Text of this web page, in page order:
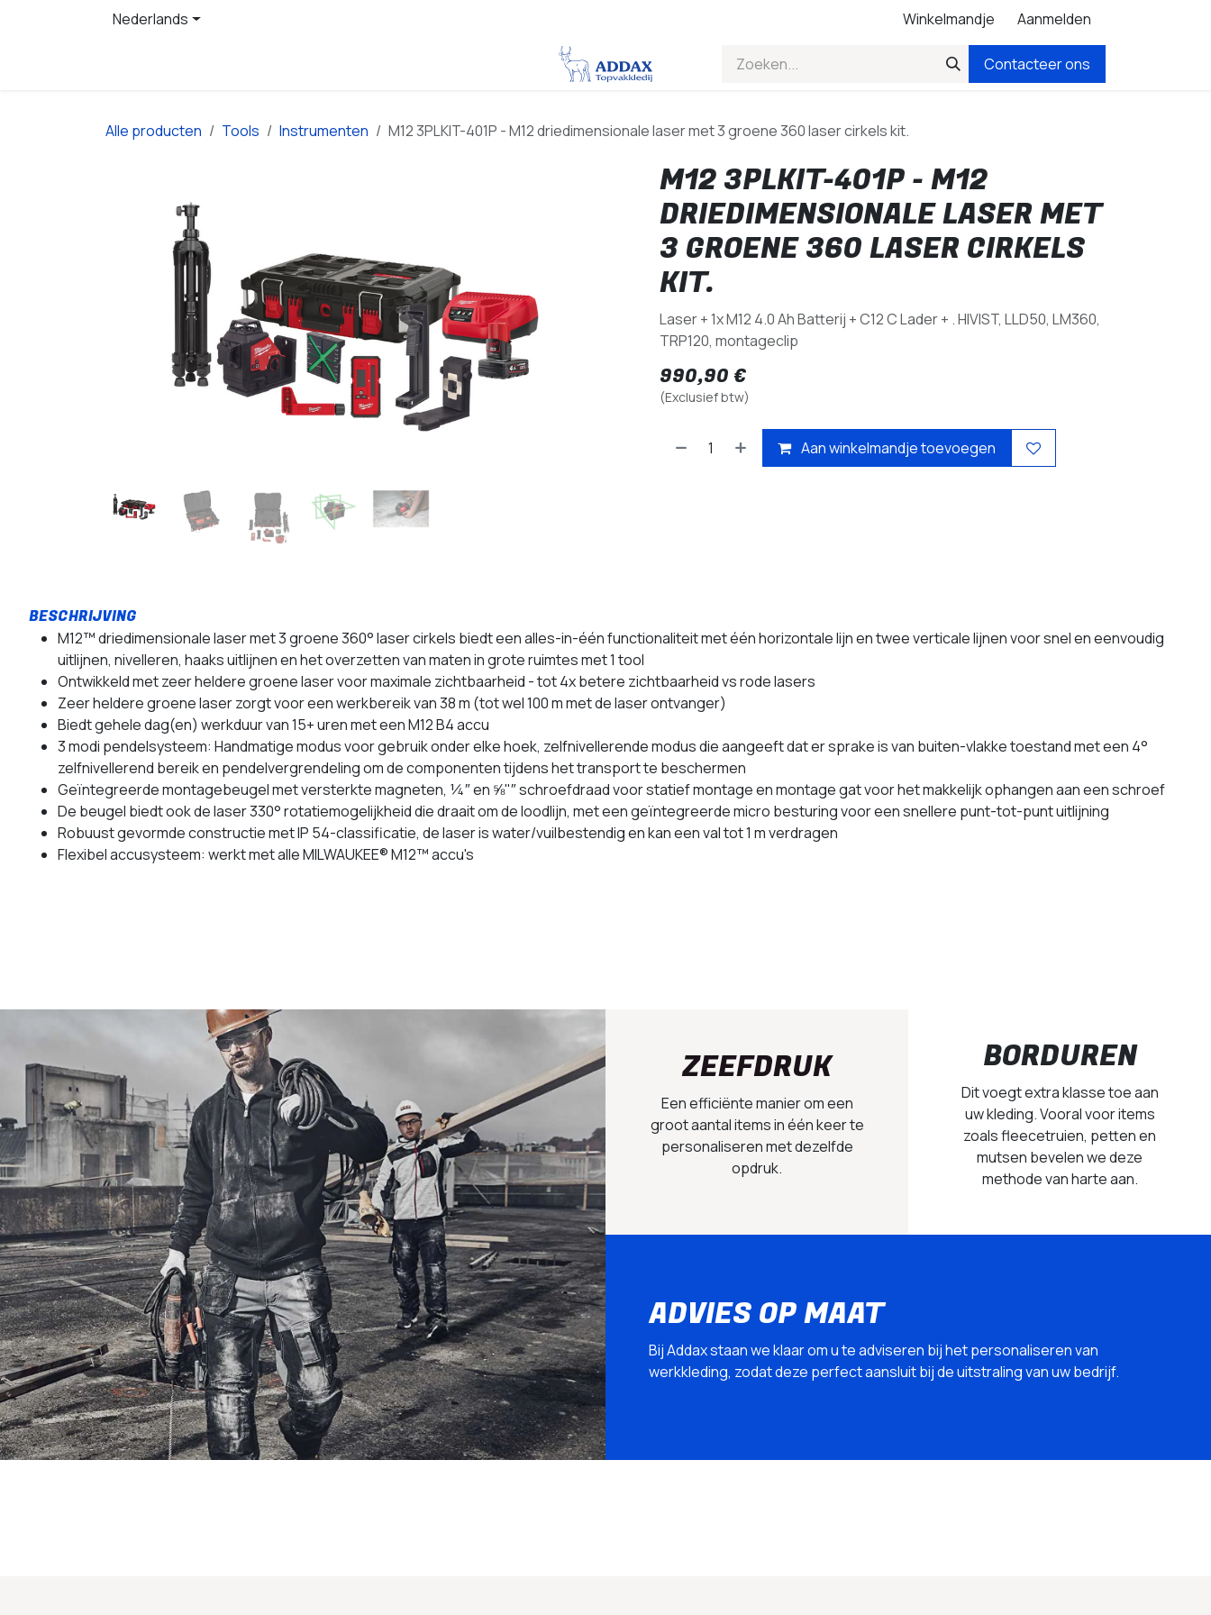
Overslaan naar inhoudNederlands Winkelmandje Aanmelden
Contacteer ons
Alle producten Tools Instrumenten M12 3PLKIT-401P - M12 driedimensionale laser met 3 groene 360 laser cirkels kit.
M12 3PLKIT-401P - M12
DRIEDIMENSIONALE LASER MET
3 GROENE 360 LASER CIRKELS
KIT.
Laser + 1x M12 4.0 Ah Batterij + C12 C Lader + . HIVIST, LLD50, LM360,
TRP120, montageclip
990,90 €
(Exclusief btw)
Aan winkelmandje toevoegen
M12™ driedimensionale laser met 3 groene 360° laser cirkels biedt een alles-in-één functionaliteit met één horizontale lijn en twee verticale lijnen voor snel en eenvoudig
uitlijnen, nivelleren, haaks uitlijnen en het overzetten van maten in grote ruimtes met 1 tool
Ontwikkeld met zeer heldere groene laser voor maximale zichtbaarheid - tot 4x betere zichtbaarheid vs rode lasers
Zeer heldere groene laser zorgt voor een werkbereik van 38 m (tot wel 100 m met de laser ontvanger)
Biedt gehele dag(en) werkduur van 15+ uren met een M12 B4 accu
3 modi pendelsysteem: Handmatige modus voor gebruik onder elke hoek, zelfnivellerende modus die aangeeft dat er sprake is van buiten-vlakke toestand met een 4°
zelfnivellerend bereik en pendelvergrendeling om de componenten tijdens het transport te beschermen
Geïntegreerde montagebeugel met versterkte magneten, ¼″ en ⅝"″ schroefdraad voor statief montage en montage gat voor het makkelijk ophangen aan een schroef
De beugel biedt ook de laser 330° rotatiemogelijkheid die draait om de loodlijn, met een geïntegreerde micro besturing voor een snellere punt-tot-punt uitlijning
Robuust gevormde constructie met IP 54-classificatie, de laser is water/vuilbestendig en kan een val tot 1 m verdragen
Flexibel accusysteem: werkt met alle MILWAUKEE® M12™ accu's
ZEEFDRUK
Een efficiënte manier om een
groot aantal items in één keer te
personaliseren met dezelfde
opdruk.
BORDUREN
Dit voegt extra klasse toe aan
uw kleding. Vooral voor items
zoals fleecetruien, petten en
mutsen bevelen we deze
methode van harte aan.
ADVIES OP MAAT
Bij Addax staan we klaar om u te adviseren bij het personaliseren van
werkkleding, zodat deze perfect aansluit bij de uitstraling van uw bedrijf.